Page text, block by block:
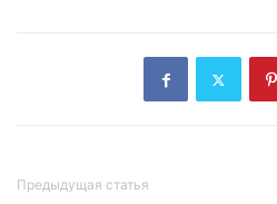
Предыдущая статья